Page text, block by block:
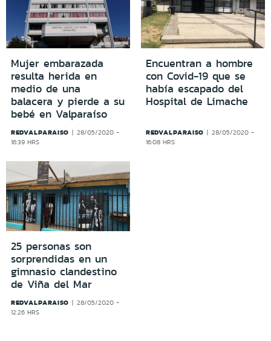
Mujer embarazada
resulta herida en
medio de una
balacera y pierde a su
bebé en Valparaíso
REDVALPARAISO
28/05/2020 -
16:39 HRS
Encuentran a hombre
con Covid-19 que se
había escapado del
Hospital de Limache
REDVALPARAISO
28/05/2020 -
16:08 HRS
25 personas son
sorprendidas en un
gimnasio clandestino
de Viña del Mar
REDVALPARAISO
28/05/2020 -
12:26 HRS